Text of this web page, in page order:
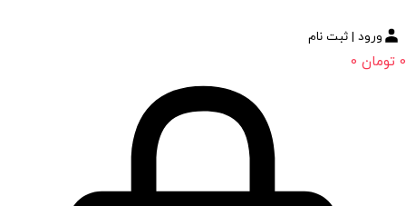
ورود | ثبت نام
0 تومان 0